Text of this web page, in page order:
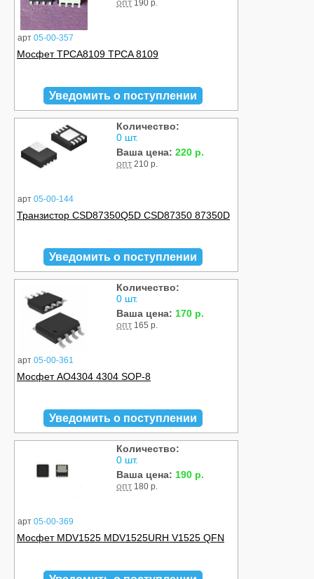
арт 05-00-357
опт 190 р.
Мосфет TPCA8109 TPCA 8109
Уведомить о поступлении
арт 05-00-144
Количество:
0 шт.
Ваша цена: 220 р.
опт 210 р.
Транзистор CSD87350Q5D CSD87350 87350D
Уведомить о поступлении
арт 05-00-361
Количество:
0 шт.
Ваша цена: 170 р.
опт 165 р.
Мосфет AO4304 4304 SOP-8
Уведомить о поступлении
арт 05-00-369
Количество:
0 шт.
Ваша цена: 190 р.
опт 180 р.
Мосфет MDV1525 MDV1525URH V1525 QFN